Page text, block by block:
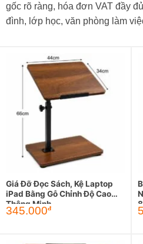
gốc rõ ràng, hóa đơn VAT đầy
đình, lớp học, văn phòng làm
Giá Đỡ Đọc Sách, Kệ Laptop
iPad Bằng Gỗ Chỉnh Độ Cao
Thông Minh
345.000đ